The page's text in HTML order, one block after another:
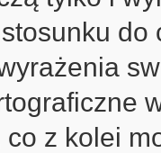
z kolei